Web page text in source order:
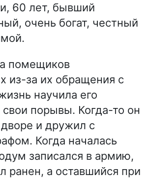
60 лет, бывший
очень богат, честный
помещиков
из-за их обращения с
научила его
порывы. Когда-то он
и дружил с
Когда началась
записался в армию,
ранен, а оставшийся при